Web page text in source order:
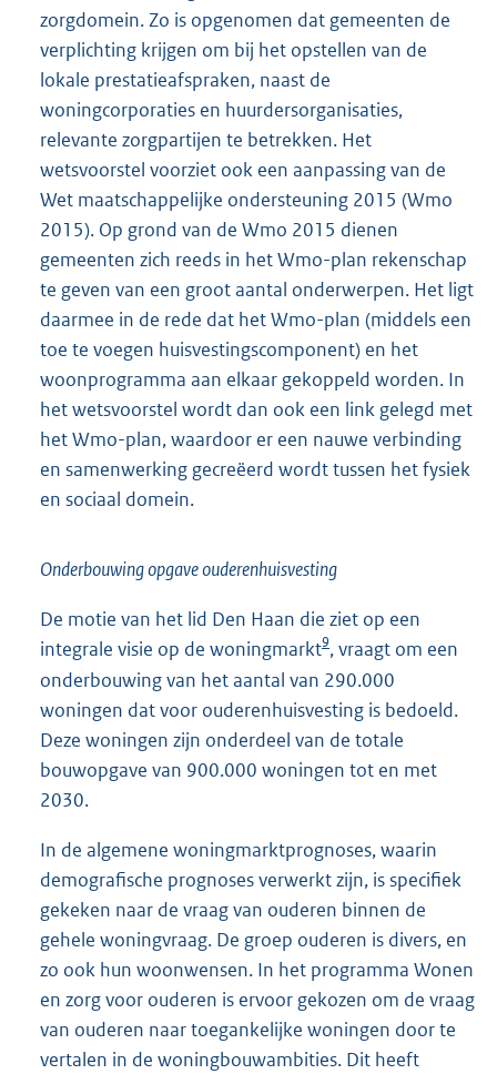
zorgdomein. Zo is opgenomen dat gemeenten de
verplichting krijgen om bij het opstellen van de
lokale prestatieafspraken, naast de
woningcorporaties en huurdersorganisaties,
relevante zorgpartijen te betrekken. Het
wetsvoorstel voorziet ook een aanpassing van de
Wet maatschappelijke ondersteuning 2015 (Wmo
2015). Op grond van de Wmo 2015 dienen
gemeenten zich reeds in het Wmo-plan rekenschap
te geven van een groot aantal onderwerpen. Het ligt
daarmee in de rede dat het Wmo-plan (middels een
toe te voegen huisvestingscomponent) en het
woonprogramma aan elkaar gekoppeld worden. In
het wetsvoorstel wordt dan ook een link gelegd met
het Wmo-plan, waardoor er een nauwe verbinding
en samenwerking gecreëerd wordt tussen het fysiek
en sociaal domein.
Onderbouwing opgave ouderenhuisvesting
De motie van het lid Den Haan die ziet op een
integrale visie op de woningmarkt9, vraagt om een
onderbouwing van het aantal van 290.000
woningen dat voor ouderenhuisvesting is bedoeld.
Deze woningen zijn onderdeel van de totale
bouwopgave van 900.000 woningen tot en met
2030.
In de algemene woningmarktprognoses, waarin
demografische prognoses verwerkt zijn, is specifiek
gekeken naar de vraag van ouderen binnen de
gehele woningvraag. De groep ouderen is divers, en
zo ook hun woonwensen. In het programma Wonen
en zorg voor ouderen is ervoor gekozen om de vraag
van ouderen naar toegankelijke woningen door te
vertalen in de woningbouwambities. Dit heeft